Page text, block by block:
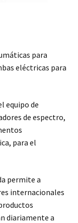
para
eléctricas para
equipo de
de espectro,
para el
permite a
internacionales
diariamente a